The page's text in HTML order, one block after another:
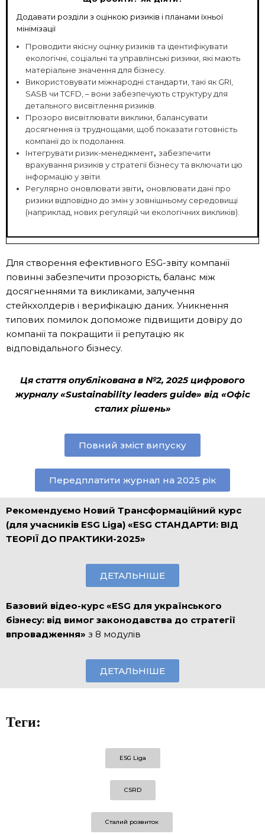
Додавати розділи з оцінкою ризиків і планами їхньої
мінімізації
Проводити якісну оцінку ризиків та ідентифікувати
екологічні, соціальні та управлінські ризики, які мають
матеріальне значення для бізнесу.
Використовувати міжнародні стандарти,такі як GRI,
SASB чи TCFD, – вони забезпечують структуру для
детального висвітлення ризиків.
Прозоро висвітлювати виклики, балансувати
досягнення із труднощами, щоб показати готовність
компанії до їх подолання.
Інтегрувати ризик-менеджмент, забезпечити
врахування ризиків у стратегії бізнесу та включати цю
інформацію у звіти.
Регулярно оновлювати звіти, оновлювати дані про
ризики відповідно до змін у зовнішньому середовищі
(наприклад, нових регуляцій чи екологічних викликів).
Для створення ефективного ESG-звіту компанії
повинні забезпечити прозорість, баланс між
досягненнями та викликами, залучення
стейкхолдерів і верифікацію даних. Уникнення
типових помилок допоможе підвищити довіру до
компанії та покращити її репутацію як
відповідального бізнесу.
Ця стаття опублікована в №2, 2025 цифрового
журналу «Sustainability leaders guide» від «Офіс
сталих рішень»
Повний зміст випуску
Передплатити журнал на 2025 рік
Рекомендуємо Новий Трансформаційний курс
(для учасників ESG Liga) «ESG СТАНДАРТИ: ВІД
ТЕОРІЇ ДО ПРАКТИКИ-2025»
ДЕТАЛЬНІШЕ
Базовий відео-курс «ESG для українського
бізнесу: від вимог законодавства до стратегії
впровадження» з 8 модулів
ДЕТАЛЬНІШЕ
Теги:
ESG Liga
CSRD
Сталий розвиток